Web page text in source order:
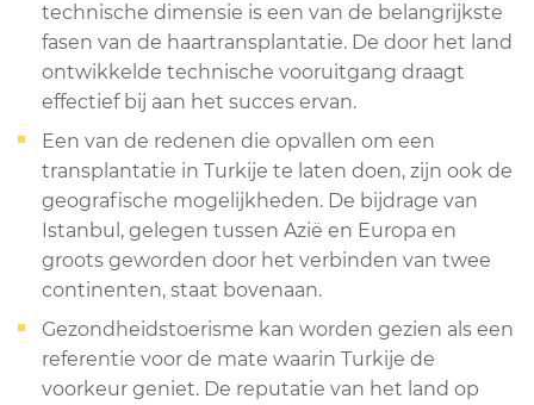
technische dimensie is een van de belangrijkste
fasen van de haartransplantatie. De door het land
ontwikkelde technische vooruitgang draagt
effectief bij aan het succes ervan.
Een van de redenen die opvallen om een
transplantatie in Turkije te laten doen, zijn ook de
geografische mogelijkheden. De bijdrage van
Istanbul, gelegen tussen Azië en Europa en
groots geworden door het verbinden van twee
continenten, staat bovenaan.
Gezondheidstoerisme kan worden gezien als een
referentie voor de mate waarin Turkije de
voorkeur geniet. De reputatie van het land op